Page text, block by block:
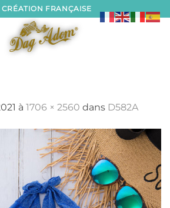
CRÉATION FRANÇAISE
à 1706 × 2560 dans D582A